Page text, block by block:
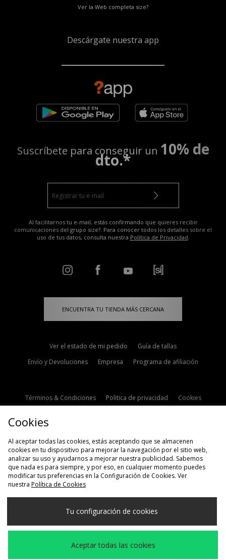
Ver la Web completa size?
Descárgate nuestra app
Suscríbete para conseguir un 10% de
dto.*
Al facilitarnos tu e-mail, estás confirmando que quieres recibir
comunicaciones del grupo size?. Para conocer todos los detalles sobre el
uso de tus datos, consulta nuestra Política de Privacidad.
ENCUENTRA TU TIENDA MÁS CERCANA
Ver el estado de mi pedido
Guía de tallas
Envío y Devoluciones
Empresa Programa de afiliación
Términos & Condiciones Politica de privacidad
Cookies
Selecciona País
España
Aceptamos las siguientes formas de pago
Cookies
Al aceptar todas las cookies, estás aceptando que se almacenen
cookies en tu dispositivo para mejorar la navegación por el sitio web,
analizar su uso y ayudarnos a mejorar nuestra publicidad. Sabemos
que nada es para siempre, y por eso, en cualquier momento puedes
modificar tus preferencias en la Configuración de Cookies. Ver
nuestra Política de Cookies
Tu configuración de cookies
Aceptar todas las cookies